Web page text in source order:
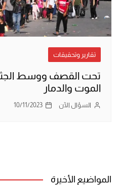
تقارير وتحقيقات
تحت القصف ووسط
الموت والدمار
السؤال الآن 10/11/2023
المواضيع الأخيرة